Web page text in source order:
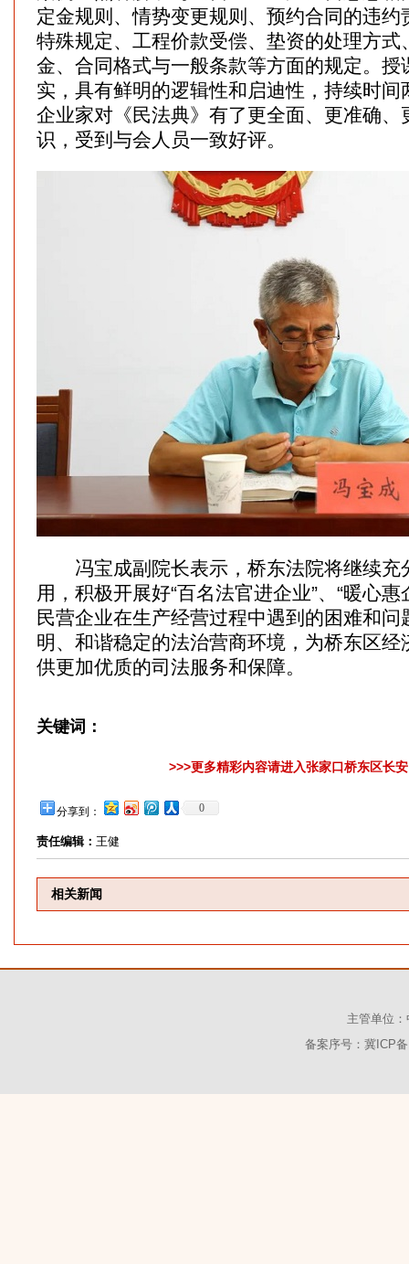
定金规则、情势变更规则、预约合同的违约
特殊规定、工程价款受偿、垫资的处理方式
金、合同格式与一般条款等方面的规定。授
实，具有鲜明的逻辑性和启迪性，持续时间
企业家对《民法典》有了更全面、更准确、
识，受到与会人员一致好评。
冯宝成副院长表示，桥东法院将继续充
用，积极开展好“百名法官进企业”、“暖心
民营企业在生产经营过程中遇到的困难和问
明、和谐稳定的法治营商环境，为桥东区经
供更加优质的司法服务和保障。
关键词：
>>>更多精彩内容请进入张家口桥东区长
分享到： 0
责任编辑： 王健
相关新闻
主管单位
备案序号：冀ICP